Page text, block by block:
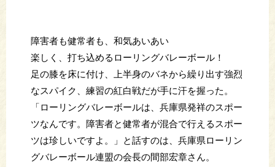
障害者も健常者も、和気あいあい
楽しく、打ち込めるローリングバレーボール！
足の膝を床に付け、上半身のバネから繰り出す強烈
なスパイク、練習の紅白戦だが手に汗を握った。
「ローリングバレーボールは、兵庫県発祥のスポー
ツなんです。障害者と健常者が混合で行えるスポー
ツは珍しいですよ。」と話すのは、兵庫県ローリン
グバレーボール連盟の会長の間部宏章さん。